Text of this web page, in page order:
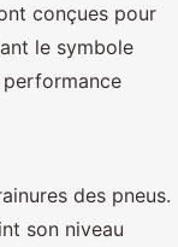
conçues pour
le symbole
des pneus.
son niveau